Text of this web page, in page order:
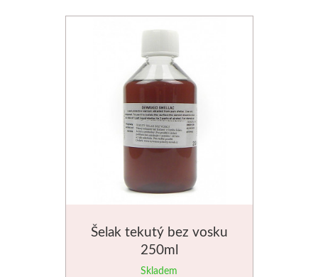
Šelak tekutý bez vosku
250ml
Skladem